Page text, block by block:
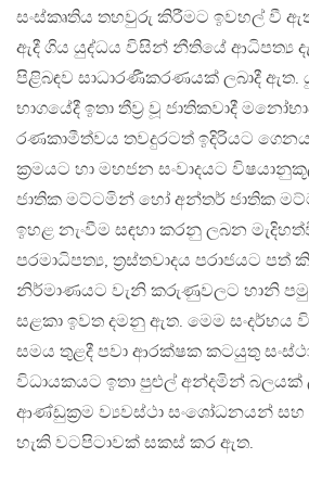
සංස්කෘතිය තහවුරු කිරීමට ඉවහල් වී
ඇදී ගිය යුද්ධය විසින් නීතියේ ආධිපත්‍ය
පිළිබඳව සාධාරණීකරණයක් ලබාදී ඇත.
භාගයේදී ඉතා තීව‍්‍ර වූ ජාතිකවාදී
රණකාමීත්වය තවදුරටත් ඉදිරියට
ක‍්‍රමයට හා මහජන සංවාදයට
ජාතික මට්ටමින් හෝ අන්තර් ජාතික
ඉහළ නැංවීම සඳහා කරනු ලබන
පරමාධිපත්‍ය, ත‍්‍රස්තවාදය පරාජයට පත්
නිර්මාණයට වැනි කරුණුවලට හානි
සළකා ඉවත දමනු ඇත. මෙම සංදර්භය
සමය තුළදී පවා ආරක්ෂක කටයුතු
විධායකයට ඉතා පුළුල් අන්දමින් බලයක්
ආණ්ඩුක‍්‍රම ව්‍යවස්ථා සංශෝධනයන් සහ
හැකි වටපිටාවක් සකස් කර ඇත.